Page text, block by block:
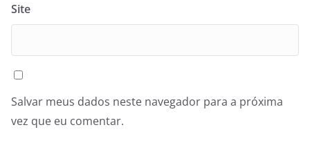
Site
Salvar meus dados neste navegador para a próxima
vez que eu comentar.